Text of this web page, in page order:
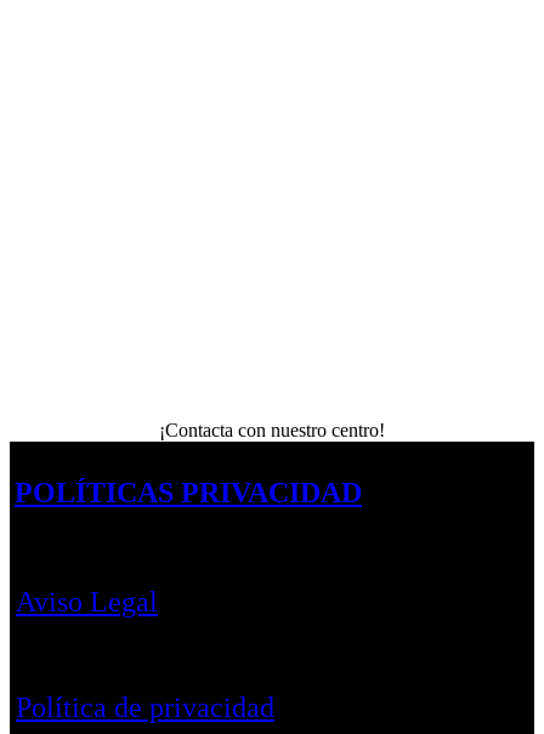
¡Contacta con nuestro centro!
POLÍTICAS PRIVACIDAD
Aviso Legal
Política de privacidad